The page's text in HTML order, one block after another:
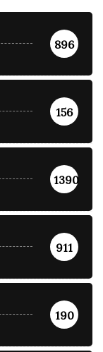
896
156
1390
911
190